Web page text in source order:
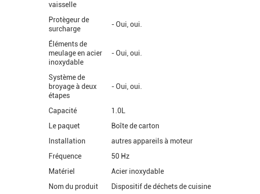
vaisselle
Protègeur de
surcharge
- Oui, oui.
Éléments de
meulage en acier
inoxydable
- Oui, oui.
Système de
broyage à deux
étapes
- Oui, oui.
Capacité
1.0L
Le paquet
Boîte de carton
Installation
autres appareils à moteur
Fréquence
50 Hz
Matériel
Acier inoxydable
Nom du produit
Dispositif de déchets de cuisine